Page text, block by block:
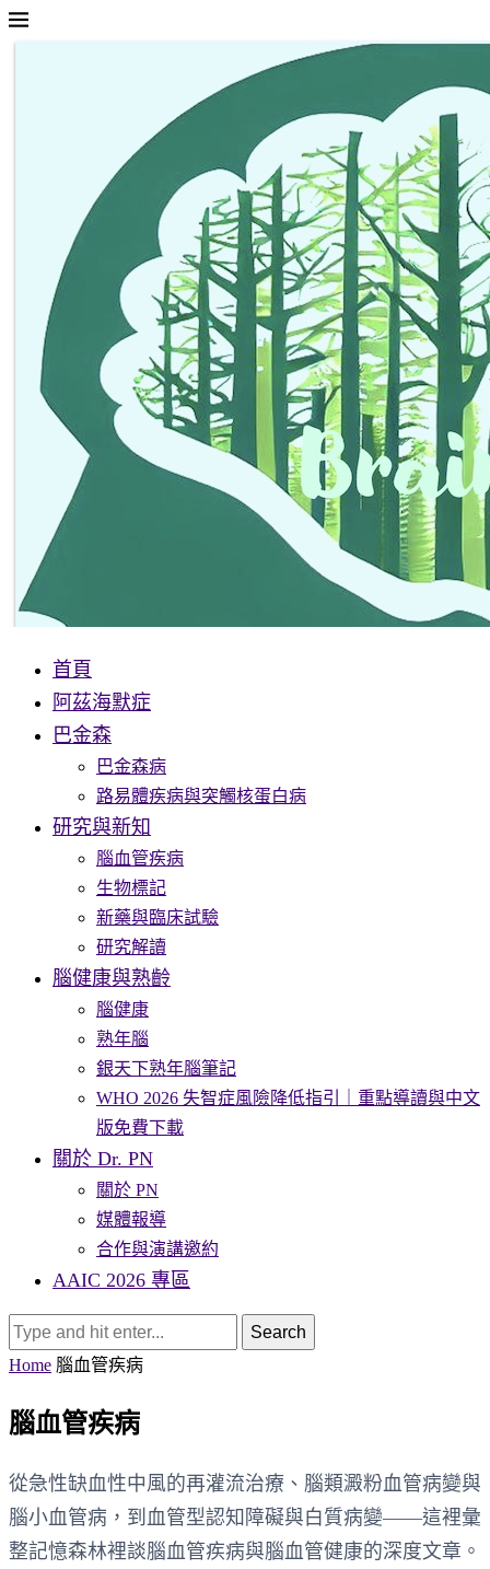
首頁
阿茲海默症
巴金森
巴金森病
路易體疾病與突觸核蛋白病
研究與新知
腦血管疾病
生物標記
新藥與臨床試驗
研究解讀
腦健康與熟齡
腦健康
熟年腦
銀天下熟年腦筆記
WHO 2026 失智症風險降低指引｜重點導讀與中文
版免費下載
關於 Dr. PN
關於 PN
媒體報導
合作與演講邀約
AAIC 2026 專區
Search
Home 腦血管疾病
腦血管疾病
從急性缺血性中風的再灌流治療、腦類澱粉血管病變與
腦小血管病，到血管型認知障礙與白質病變——這裡彙
整記憶森林裡談腦血管疾病與腦血管健康的深度文章。